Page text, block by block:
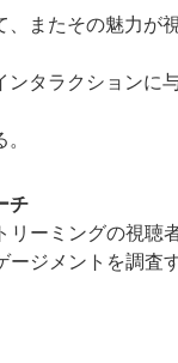
、またその魅力が
ンタラクションに
チ
リーミングの視聴
ージメントを調査